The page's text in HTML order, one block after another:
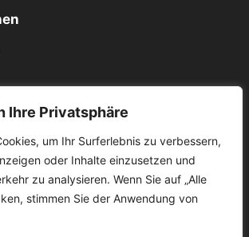
Ihre Privatsphäre
um Ihr Surferlebnis zu verbessern,
oder Inhalte einzusetzen und
zu analysieren. Wenn Sie auf „Alle
stimmen Sie der Anwendung von
Service
ELV Reparatur
ELV Reparatur Krefeld
Reparatur Essen –